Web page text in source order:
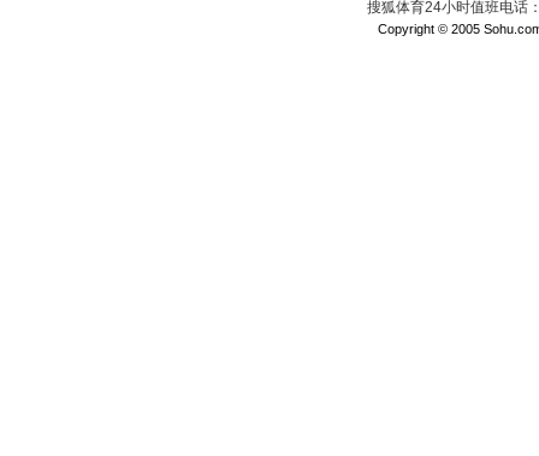
搜狐体育24小时值班电话
Copyright © 2005